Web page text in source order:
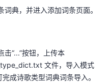
词典，并进入添加词条页面。
击“...”按钮，上传本
文件，导入模式
成诗歌类型词典词条导入。